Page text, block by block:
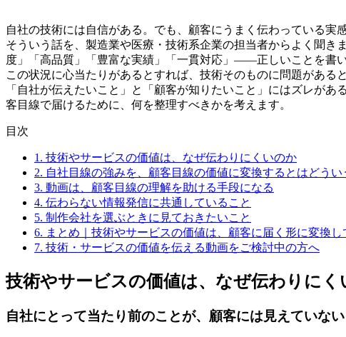
自社の技術には自信がある。でも、顧客にうまく伝わっている実感
そういう話を、製造業や医療・技術系企業の担当者からよく聞
度」「高品質」「豊富な実績」「一貫対応」——正しいことを書
この状況に心当たりがあるとすれば、技術そのものに問題がある
「自社が伝えたいこと」と「顧客が知りたいこと」にはズレが
客目線で届けるために、何を整理すべきかを考えます。
目次
1. 技術やサービスの価値は、なぜ伝わりにくいのか
2. 自社目線の強みを、顧客目線の価値に変換するとはどうい
3. 動画は、顧客目線の理解を助ける手段になる
4. 伝わらない情報発信に共通していること
5. 制作会社を選ぶときに見ておきたいこと
6. まとめ｜技術やサービスの価値は、顧客に届く形に変換し
7. 技術・サービスの価値を伝える動画をご検討中の方へ
技術やサービスの価値は、なぜ伝わりにく
自社にとって当たり前のことが、顧客には見えていない